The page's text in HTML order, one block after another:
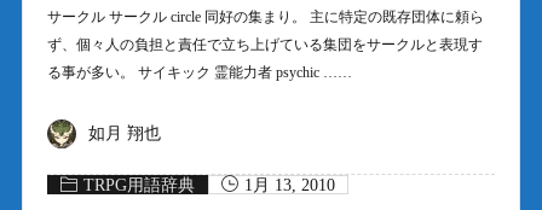
サークル サークル circle 同好の集まり。 主に特定の既存団体に頼ら
ず、個々人の負担と責任で立ち上げている集団をサークルと表現す
る事が多い。 サイキック 霊能力者 psychic ……
如月 翔也
TRPG用語辞典 1月 13, 2010